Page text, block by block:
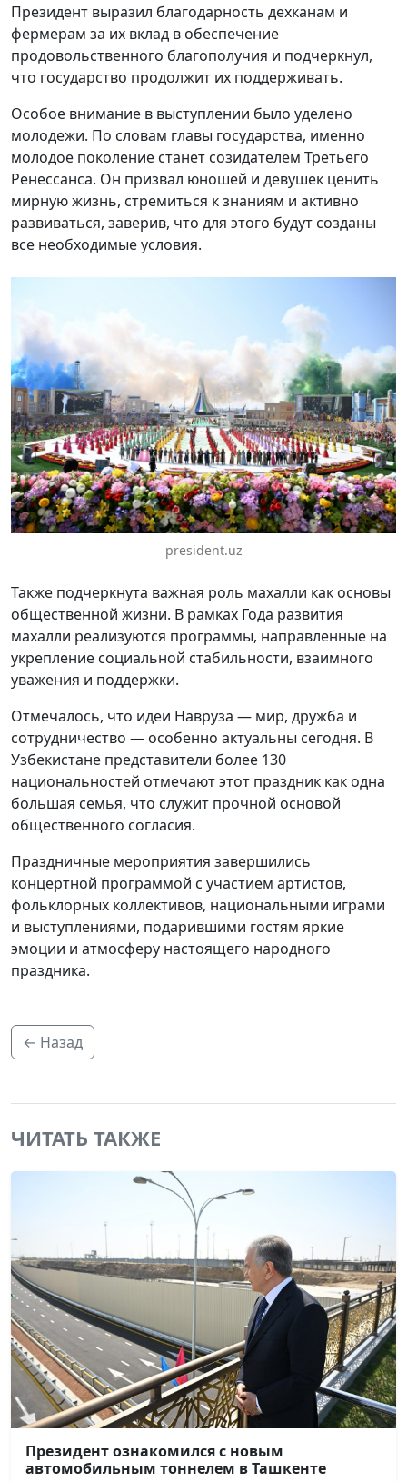
Президент выразил благодарность дехканам и
фермерам за их вклад в обеспечение
продовольственного благополучия и подчеркнул,
что государство продолжит их поддерживать.
Особое внимание в выступлении было уделено
молодежи. По словам главы государства, именно
молодое поколение станет созидателем Третьего
Ренессанса. Он призвал юношей и девушек ценить
мирную жизнь, стремиться к знаниям и активно
развиваться, заверив, что для этого будут созданы
все необходимые условия.
president.uz
Также подчеркнута важная роль махалли как основы
общественной жизни. В рамках Года развития
махалли реализуются программы, направленные на
укрепление социальной стабильности, взаимного
уважения и поддержки.
Отмечалось, что идеи Навруза — мир, дружба и
сотрудничество — особенно актуальны сегодня. В
Узбекистане представители более 130
национальностей отмечают этот праздник как одна
большая семья, что служит прочной основой
общественного согласия.
Праздничные мероприятия завершились
концертной программой с участием артистов,
фольклорных коллективов, национальными играми
и выступлениями, подарившими гостям яркие
эмоции и атмосферу настоящего народного
праздника.
← Назад
ЧИТАТЬ ТАКЖЕ
Президент ознакомился с новым
автомобильным тоннелем в Ташкенте